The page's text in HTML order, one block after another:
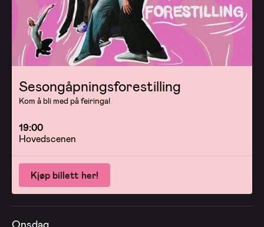
Sesongåpningsforestilling
Kom å bli med på feiringa!
19:00
Hovedscenen
Kjøp billett her!
Onsdag